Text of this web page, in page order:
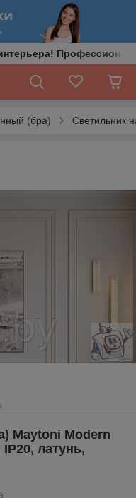
(бра) Светильник
Maytoni Modern
латунь,